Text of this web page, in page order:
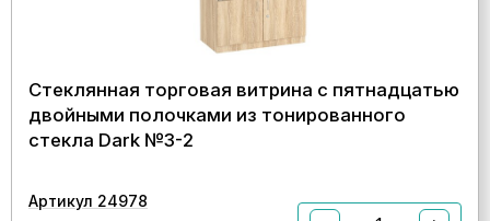
Стеклянная торговая витрина с пятнадцатью
двойными полочками из тонированного
стекла Dark №3-2
Артикул 24978